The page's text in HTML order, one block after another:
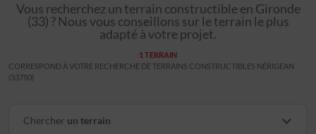
Vous recherchez un terrain constructible en Gironde
(33) ? Nous vous conseillons sur le terrain le plus
adapté à votre projet.
1 TERRAIN
CORRESPOND À VOTRE RECHERCHE DE TERRAINS CONSTRUCTIBLES NÉRIGEAN
(33750)
Chercher un terrain